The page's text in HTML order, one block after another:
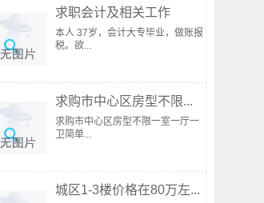
求职会计及相关工作
本人 37岁，会计大专毕业，做账报
税。欲...
求购市中心区房型不限...
求购市中心区房型不限一室一厅一
卫简单...
城区1-3楼价格在80万左...